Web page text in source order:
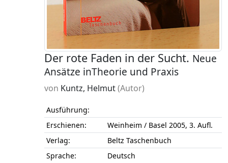
Der rote Faden in der Sucht. Neue
Ansätze inTheorie und Praxis
von Kuntz, Helmut(Autor)
Ausführung:
Erschienen:
Weinheim / Basel 2005, 3. Aufl.
Verlag:
Beltz Taschenbuch
Sprache:
Deutsch